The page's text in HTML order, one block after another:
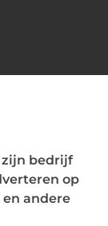
zijn bedrijf
op
en andere